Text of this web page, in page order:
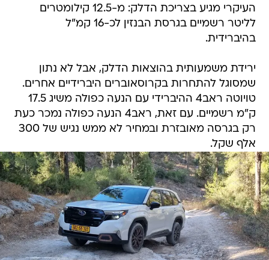
העיקרי מגיע בצריכת הדלק: מ-12.5 קילומטרים
לליטר רשמיים בגרסת הבנזין לכ-16 קמ"ל
בהיברידית.
ירידת משמעותית בהוצאות הדלק, אבל לא נתון
שמסוגל להתחרות בקרוסאוברים היברידיים אחרים.
טויוטה ראב4 ההיברידי עם הנעה כפולה משיג 17.5
ק"מ רשמיים. עם זאת, ראב4 הנעה כפולה נמכר כעת
רק בגרסה מאובזרת ובמחיר לא ממש נגיש של 300
אלף שקל.